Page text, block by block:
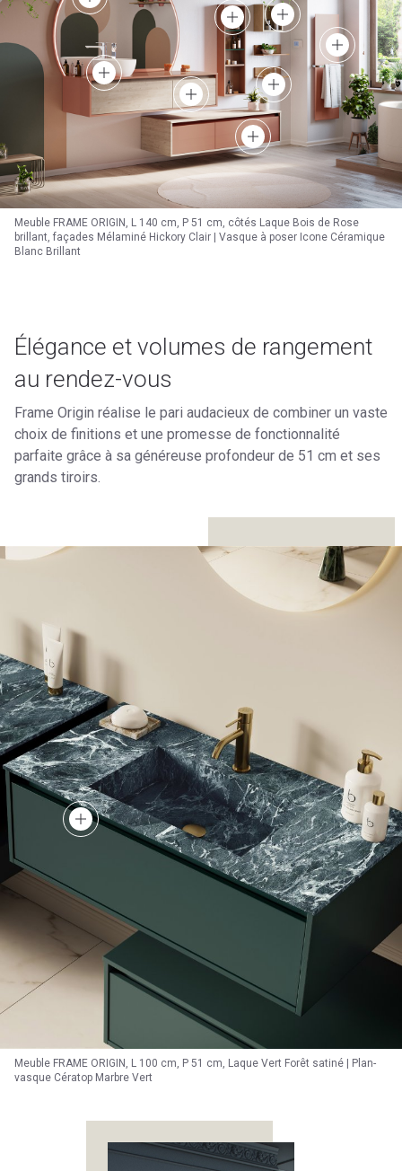
Meuble FRAME ORIGIN, L 140 cm, P 51 cm, côtés Laque Bois de Rose
brillant, façades Mélaminé Hickory Clair | Vasque à poser Icone Céramique
Blanc Brillant
Élégance et volumes de rangement
au rendez-vous
Frame Origin réalise le pari audacieux de combiner un vaste
choix de finitions et une promesse de fonctionnalité
parfaite grâce à sa généreuse profondeur de 51 cm et ses
grands tiroirs.
Meuble FRAME ORIGIN, L 100 cm, P 51 cm, Laque Vert Forêt satiné | Plan-
vasque Cératop Marbre Vert